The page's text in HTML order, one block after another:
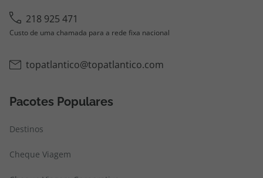
218 925 471
Custo de uma chamada para a rede fixa nacional
topatlantico@topatlantico.com
Pacotes Populares
Destinos
Cheque Viagem